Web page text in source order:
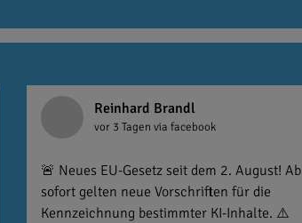
Reinhard Brandl
vor 3 Tagen via facebook
🚨 Neues EU-Gesetz seit dem 2. August! Ab
sofort gelten neue Vorschriften für die
Kennzeichnung bestimmter KI-Inhalte. ⚠️